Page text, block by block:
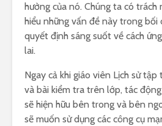
hưởng của nó. Chúng ta có trách
hiểu những vấn đề này trong bối
quyết định sáng suốt về cách
lai.
Ngay cả khi giáo viên Lịch sử
và bài kiểm tra trên lớp, tác
sẽ hiện hữu bên trong và bên
sẽ muốn sử dụng các công cụ